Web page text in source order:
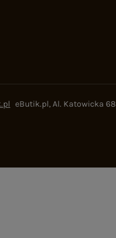
eButik.pl,Al. Katowicka 68